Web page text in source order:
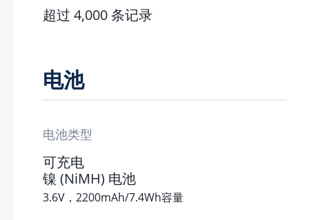
超过 4,000 条记录
电池
电池类型
可充电
镍 (NiMH) 电池
3.6V，2200mAh/7.4Wh容量